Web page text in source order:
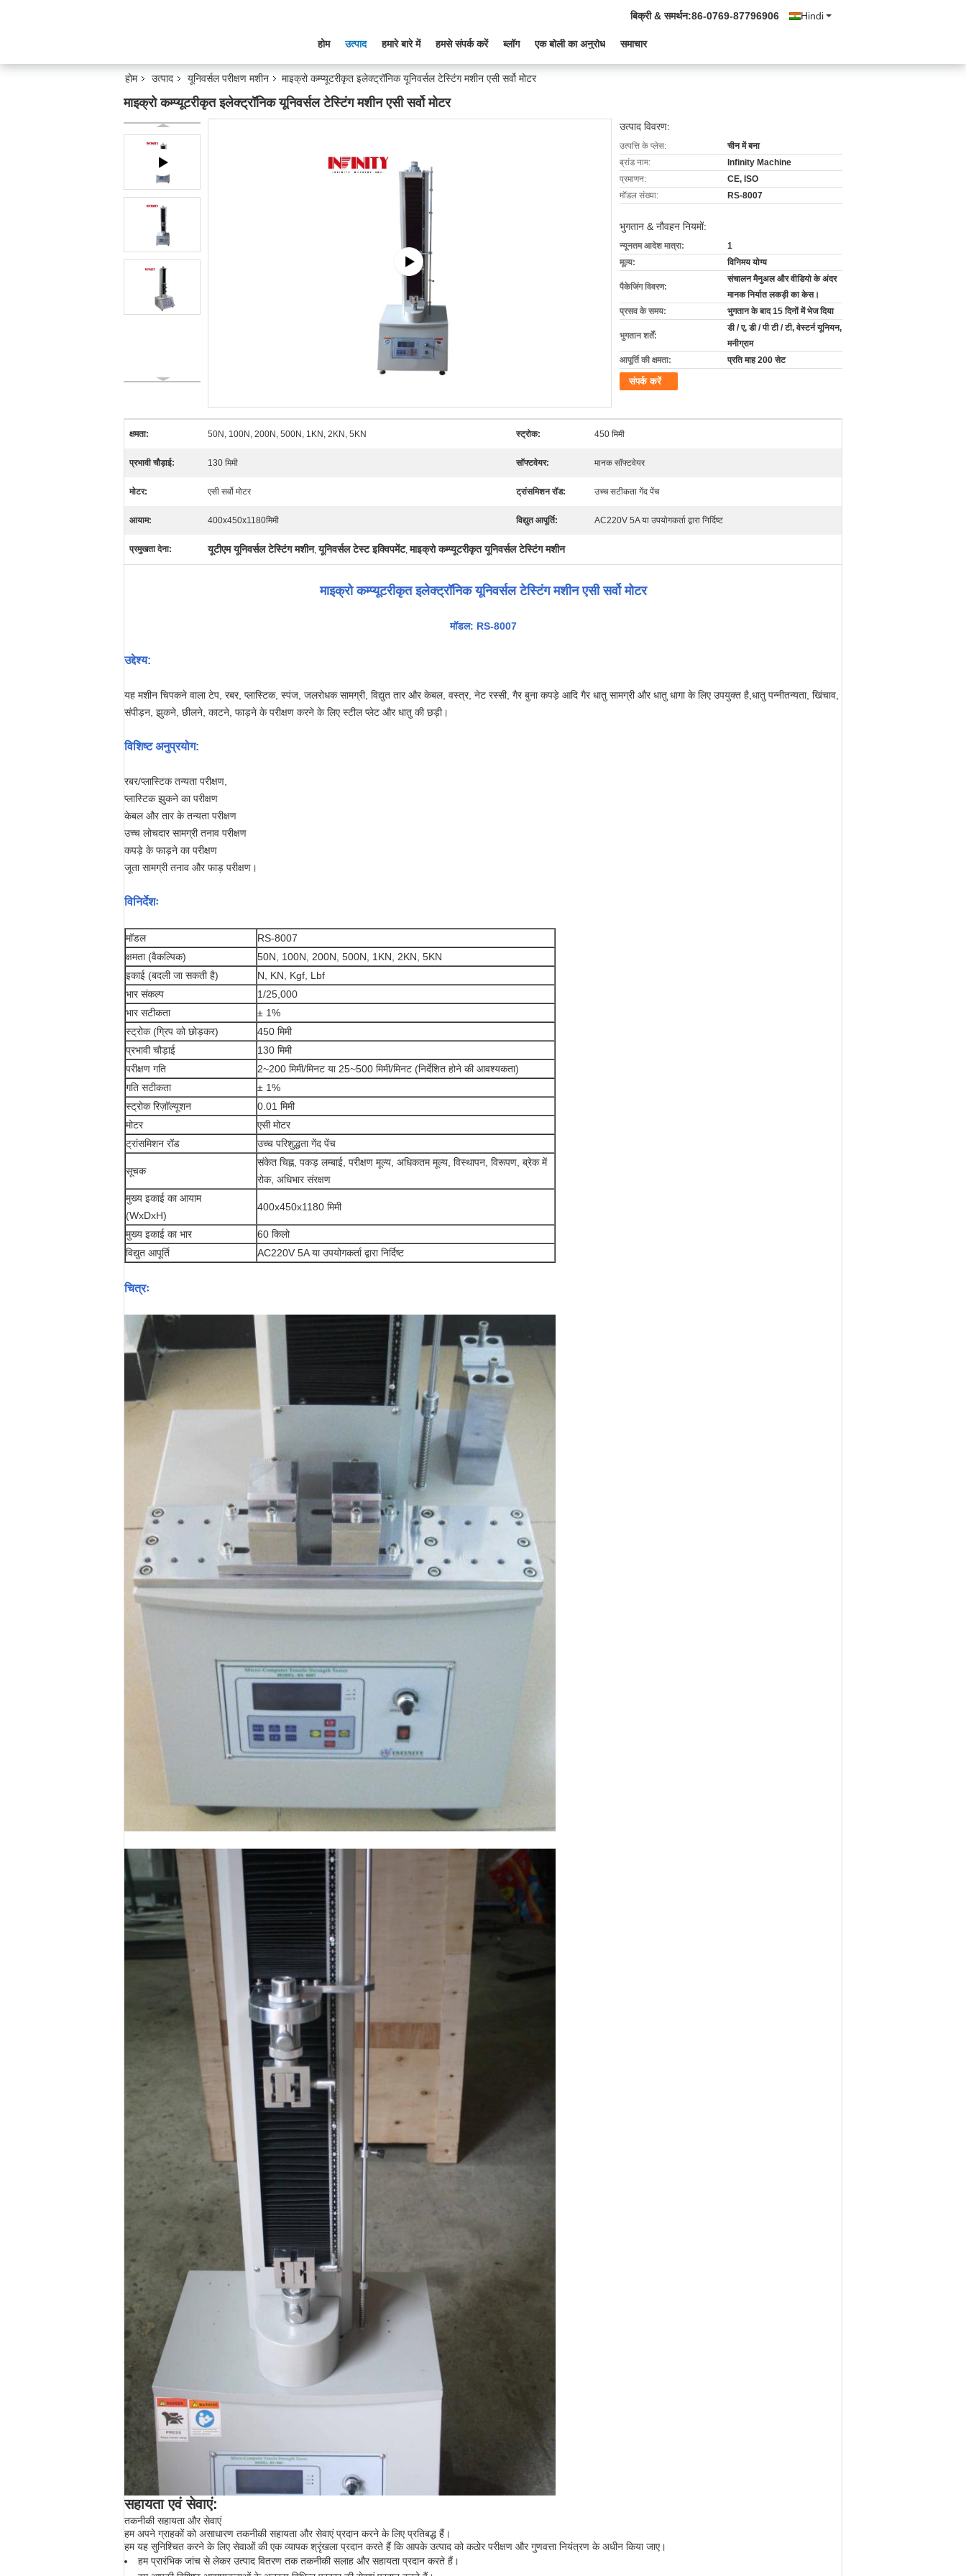
Hindi
बिक्री & समर्थन:86-0769-87796906
होम उत्पाद हमारे बारे में हमसे संपर्क करें ब्लॉग एक बोली का अनुरोध समाचार
होम उत्पाद यूनिवर्सल परीक्षण मशीन माइक्रो कम्प्यूटरीकृत इलेक्ट्रॉनिक यूनिवर्सल टेस्टिंग मशीन एसी सर्वो मोटर
माइक्रो कम्प्यूटरीकृत इलेक्ट्रॉनिक यूनिवर्सल टेस्टिंग मशीन एसी सर्वो मोटर
उत्पाद विवरण:
उत्पत्ति के प्लेस:
चीन में बना
ब्रांड नाम:
Infinity Machine
प्रमाणन:
CE, ISO
मॉडल संख्या:
RS-8007
भुगतान & नौवहन नियमों:
न्यूनतम आदेश मात्रा:
1
मूल्य:
विनिमय योग्य
पैकेजिंग विवरण:
संचालन मैनुअल और वीडियो के अंदर
मानक निर्यात लकड़ी का केस।
प्रसव के समय:
भुगतान के बाद 15 दिनों में भेज दिया
भुगतान शर्तें:
डी / ए, डी / पी टी / टी, वेस्टर्न यूनियन,
मनीग्राम
आपूर्ति की क्षमता:
प्रति माह 200 सेट
संपर्क करें
क्षमता: 50N, 100N, 200N, 500N, 1KN, 2KN, 5KN स्ट्रोक: 450 मिमी
प्रभावी चौड़ाई: 130 मिमी सॉफ्टवेयर: मानक सॉफ्टवेयर
मोटर: एसी सर्वो मोटर ट्रांसमिशन रॉड: उच्च सटीकता गेंद पेंच
आयाम: 400x450x1180मिमी विद्युत आपूर्ति: AC220V 5A या उपयोगकर्ता द्वारा निर्दिष्ट
प्रमुखता देना: यूटीएम यूनिवर्सल टेस्टिंग मशीन,यूनिवर्सल टेस्ट इक्विपमेंट,माइक्रो कम्प्यूटरीकृत यूनिवर्सल टेस्टिंग मशीन
माइक्रो कम्प्यूटरीकृत इलेक्ट्रॉनिक यूनिवर्सल टेस्टिंग मशीन एसी सर्वो मोटर
मॉडल: RS-8007
उद्देश्य:
यह मशीन चिपकने वाला टेप, रबर, प्लास्टिक, स्पंज, जलरोधक सामग्री, विद्युत तार और केबल, वस्त्र, नेट रस्सी, गैर बुना कपड़े आदि गैर धातु सामग्री और धातु धागा के लिए उपयुक्त है,धातु पन्नीतन्यता, खिंचाव,
संपीड़न, झुकने, छीलने, काटने, फाड़ने के परीक्षण करने के लिए स्टील प्लेट और धातु की छड़ी।
विशिष्ट अनुप्रयोग:
रबर/प्लास्टिक तन्यता परीक्षण,
प्लास्टिक झुकने का परीक्षण
केबल और तार के तन्यता परीक्षण
उच्च लोचदार सामग्री तनाव परीक्षण
कपड़े के फाड़ने का परीक्षण
जूता सामग्री तनाव और फाड़ परीक्षण।
विनिर्देशः
मॉडल
RS-8007
क्षमता (वैकल्पिक)
50N, 100N, 200N, 500N, 1KN, 2KN, 5KN
इकाई (बदली जा सकती है)
N, KN, Kgf, Lbf
भार संकल्प
1/25,000
भार सटीकता
± 1%
स्ट्रोक (ग्रिप को छोड़कर)
450 मिमी
प्रभावी चौड़ाई
130 मिमी
परीक्षण गति
2~200 मिमी/मिनट या 25~500 मिमी/मिनट (निर्देशित होने की आवश्यकता)
गति सटीकता
± 1%
स्ट्रोक रिज़ॉल्यूशन
0.01 मिमी
मोटर
एसी मोटर
ट्रांसमिशन रॉड
उच्च परिशुद्धता गेंद पेंच
सूचक
संकेत चिह्न, पकड़ लम्बाई, परीक्षण मूल्य, अधिकतम मूल्य, विस्थापन, विरूपण, ब्रेक में
रोक, अधिभार संरक्षण
मुख्य इकाई का आयाम
(WxDxH)
400x450x1180 मिमी
मुख्य इकाई का भार
60 किलो
विद्युत आपूर्ति
AC220V 5A या उपयोगकर्ता द्वारा निर्दिष्ट
चित्रः
सहायता एवं सेवाएं:
तकनीकी सहायता और सेवाएं
हम अपने ग्राहकों को असाधारण तकनीकी सहायता और सेवाएं प्रदान करने के लिए प्रतिबद्ध हैं।
हम यह सुनिश्चित करने के लिए सेवाओं की एक व्यापक श्रृंखला प्रदान करते हैं कि आपके उत्पाद को कठोर परीक्षण और गुणवत्ता नियंत्रण के अधीन किया जाए।
हम प्रारंभिक जांच से लेकर उत्पाद वितरण तक तकनीकी सलाह और सहायता प्रदान करते हैं।